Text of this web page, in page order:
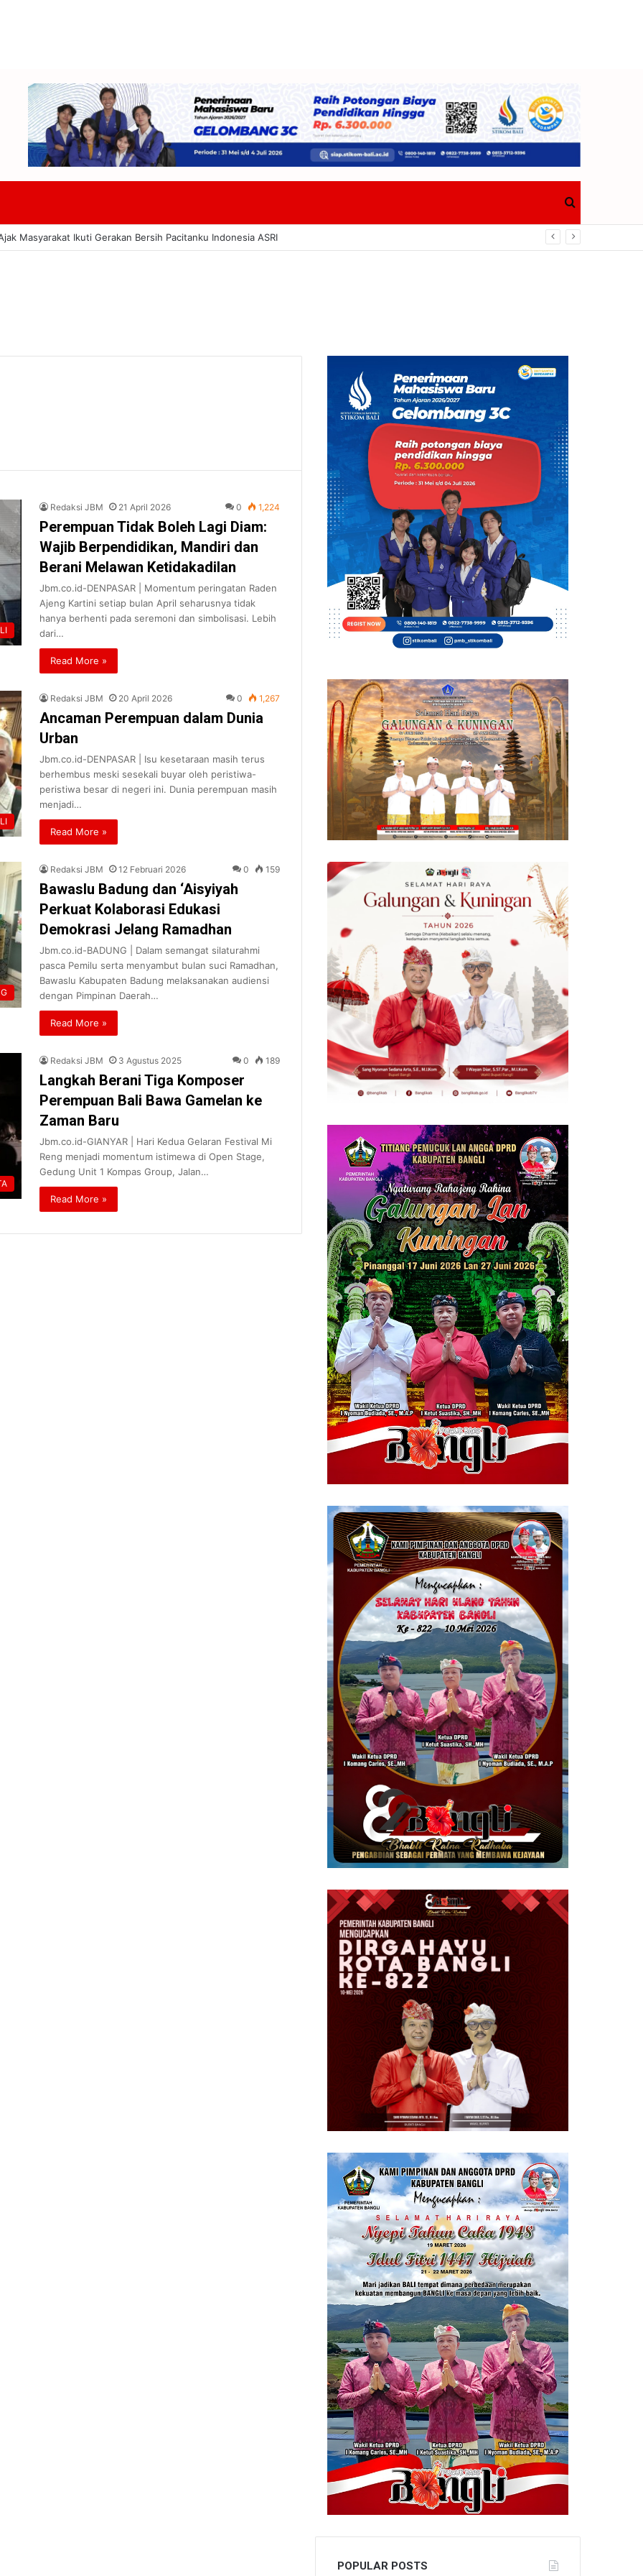
for
Badung Dan TAPD Bahas KUA-PPAS 2027 Tekankan Program Harus Berdampak Nyata Bagi Masyarakat
Redaksi JBM 21 April 2026 0 1,224
Perempuan Tidak Boleh Lagi Diam:
Wajib Berpendidikan, Mandiri dan
Berani Melawan Ketidakadilan
Jbm.co.id-DENPASAR | Momentum peringatan Raden
Ajeng Kartini setiap bulan April seharusnya tidak
hanya berhenti pada seremoni dan simbolisasi. Lebih
dari…
Read More »
Redaksi JBM 20 April 2026 0 1,267
Ancaman Perempuan dalam Dunia
Urban
Jbm.co.id-DENPASAR | Isu kesetaraan masih terus
berhembus meski sesekali buyar oleh peristiwa-
peristiwa besar di negeri ini. Dunia perempuan masih
menjadi…
Read More »
Redaksi JBM 12 Februari 2026 0 159
Bawaslu Badung dan ‘Aisyiyah
Perkuat Kolaborasi Edukasi
Demokrasi Jelang Ramadhan
Jbm.co.id-BADUNG | Dalam semangat silaturahmi
pasca Pemilu serta menyambut bulan suci Ramadhan,
Bawaslu Kabupaten Badung melaksanakan audiensi
dengan Pimpinan Daerah…
Read More »
Redaksi JBM 3 Agustus 2025 0 189
Langkah Berani Tiga Komposer
Perempuan Bali Bawa Gamelan ke
Zaman Baru
Jbm.co.id-GIANYAR | Hari Kedua Gelaran Festival Mi
Reng menjadi momentum istimewa di Open Stage,
Gedung Unit 1 Kompas Group, Jalan…
Read More »
POPULAR POSTS